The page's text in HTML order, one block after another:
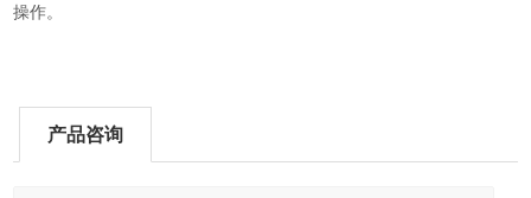
操作。
产品咨询